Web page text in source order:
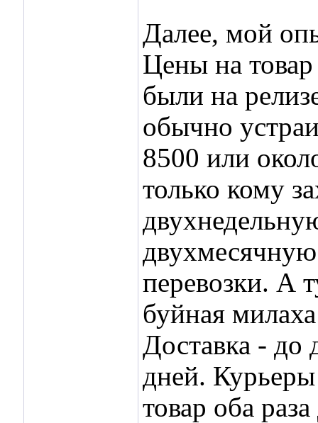
Далее, мой
Цены на
были на
обычно
8500 или
только кому
перевозки. А
буйная
Доставка - до
дней.
товар оба